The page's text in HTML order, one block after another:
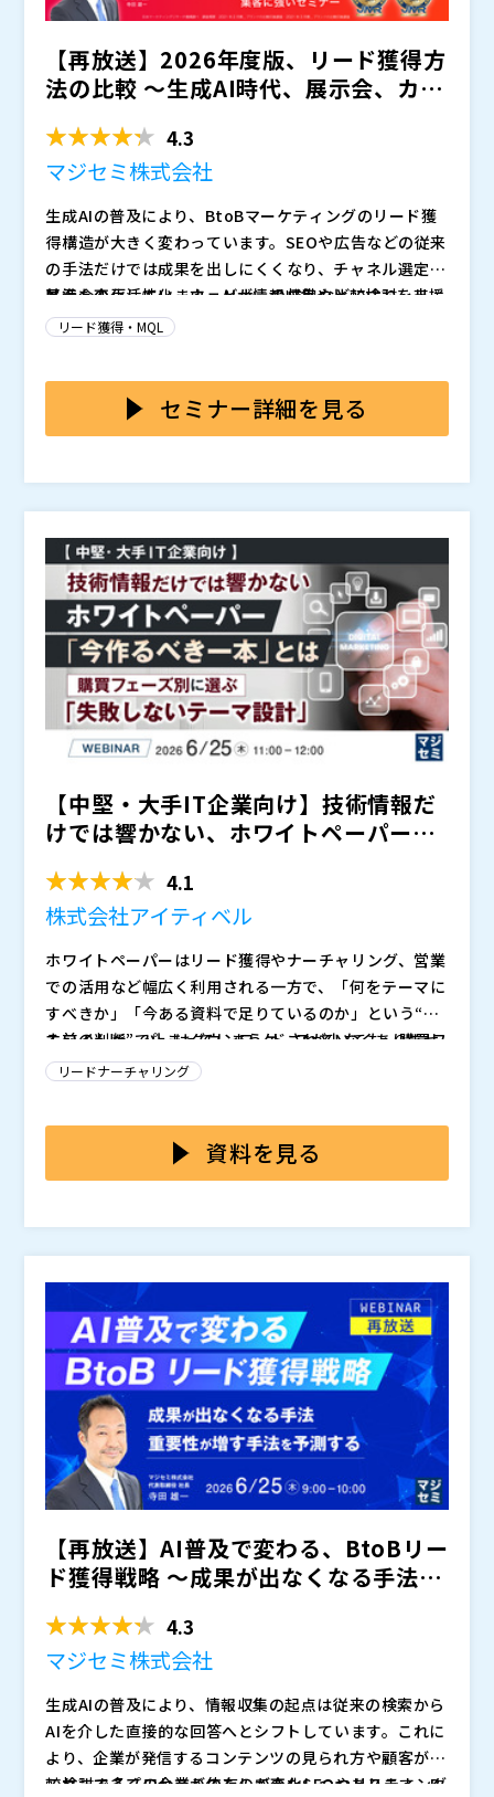
てきた知見をもとに、リードと商談の間に「0.5次商
談」という新しい接点を置く設計思想をお伝えします。
で、商談化率10%→25%、受注率5%→15%を実現する
具体的な打ち手を、20分で凝縮してお届けします。
がある方の中でも、こうした手応えのなさを感じている
マーケティング担当者は多いのではないでしょうか。
用自体が難しくなってしまうケースも多く見られます。
本パートでは、ホワイトペーパーが商談につながらない
4つの要因を整理し、成果を出すために本当に重要なポ
イントについて解説します。
株式会社シャノン 川畑 滉平
「すでに手元にあるリスト（過去失注・休眠リード）か
法」に特化してお伝えします。
「MAを導入したものの、月2回の一斉メルマガを全リス
トに送るだけになっている」 「サイトへの再訪データ
は飛んでくるが、営業が動いてくれず放置されている」
このような課題を抱えていませんか？
少人数のマーケティングチームが成果を挙げるための最
短ルートは、やみくもに集客の量を増やすことではな
く、BOFU（商談層）から逆算して既存資産を活かすこ
とです。 MAのスコアリングに頼らない「3つの条件」
ず「協力的な営業1人」と成果を作るスモールスタート
の鉄則など、1ヶ月で最初の商談を作るための4週間プ
マジセミ株式会社 代表取締役 寺田 雄一 ウェビナー
ナーを年間1,200回運営。野村総合研究所（NRI）出
身。NRIでは社内ベンチャーとして、当時国内トップシ
Standia」を起業。その後、マジセミやクラウドID管理
サービス「Keyspider」など次々と新規事業を創出す
る、50代起業家。
株式会社AdAI 代表取締役 江藤 久昌 GMOインターネ
ット株式会社（現GMOインターネットグループ株式会
小企業向け広告代理店の創業メンバーとしてCOOに就
任し、1,000社超の取引実績を構築。2023年、株式会社
AdAIを設立しCEOに就任。ウェビナー運用代行「WPO
プラン」とアーカイブ配信メディア「Webinar Stoc
k」を展開し、ウェビナーからアーカイブ配信まで一貫
したリード獲得支援を提供。「AIで最適化し、人が伴走
して成果を届ける」AI-First BPOを掲げ、ウェビナー
マーケティング事業を拡大中。
株式会社デボノ 執行役員 栗山 知之 2011年に株式会
社エルテス（東証グロース）入社。WEBリスク対策ソ
リューションの企画・提案を行い、企業のSNS利用実態
を汲み取り、サービス開発にも携わる。 2014年に株式
会社デボノの前身となる株式会社インロビへ入社。 執
行役員としてホワイトペーパーや営業資料等の制作自動
化を支援をする「サブスクリプション型資料制作サービ
ス」の指揮を取る。
株式会社シャノン マーケティング部 川畑 滉平 ISマネ
ージャーとして15名規模の組織構築を牽引後、現在は
メール・ウェビナー等認知後の育成施策に従事。現場の
泥臭いIS知見とマーケ施策を融合し、広告の先にある
『商談を生む仕組み』を追求。明日から即実践できるリ
ード育成術を等身大でお伝えします。
マジセミ株式会社（）
株式会社AdAI（）
株式会社デボノ（）
株式会社シャノン（）
マジセミ株式会社（）
れる可能性があります。
【再放送】2026年度版、リード獲得方
法の比較 ～生成AI時代、展示会、カン
4.3
マジセミ株式会社
生成AIの普及により、BtoBマーケティングのリード獲
得構造が大きく変わっています。SEOや広告などの従来
の手法だけでは成果を出しにくくなり、チャネル選定の
基準も変化しています。AIが情報収集や比較検討を支援
する今、企業は“どの手法が最も効果的か”を改めて見極
展示会の再活性化、ウェビナーの成熟などにより、リー
ド獲得手法は多様化しました。しかし、チャネルごとに
マーケ担当者は限られた予算の中でどの施策に注力すべ
きか判断が難しくなっています。
ウェビナーといった主要チャネルを俯瞰し、それぞれの
特徴と活用シーンを整理します。生成AI時代におけるリ
討することで、自社に最適なチャネル戦略を考える機会
を提供します。
マジセミ株式会社（）
※共催、協賛、協力、講演企業は将来的に追加、削除さ
れる可能性があります。
リード獲得・MQL
セミナー詳細を見る
【中堅・大手IT企業向け】技術情報だ
けでは響かない、ホワイトペーパー
4.1
株式会社アイティベル
ホワイトペーパーはリード獲得やナーチャリング、営業
での活用など幅広く利用される一方で、「何をテーマに
すべきか」「今ある資料で足りているのか」という“作
る前の判断”で止まってしまうケースが少なくありませ
ん。 特に最近では、用語解説や基礎解説系はひと通り
ホワイトペーパーはダウンロードされていても、購買フ
ェーズにマッチしていなければ、読み手の感情を動かせ
りたいのはそこではない」となり、次の意思決定につな
がらないまま終わり、つながりが途絶えてしまうことも
な情報(ホワイトペーパー)でつなぐには、購買フェーズ
を分解して次の一本を決める必要があります。
ズ別に整理し、課題認識・情報収集・比較検討それぞれ
で「顧客の検討を一歩進める」ために必要なテーマ設計
やすくなる一方、顧客が必要とするのは“自社に当ては
めた判断”を左右する材料です。フェーズごとに何を提
示すれば意思決定が進むのかを明確にした上で、次に作
るべき一本の優先度の付け方をナーチャリングの視点も
交えて解説します。 SIやソフトウェア、インフラ、セキ
ュリティなどの商材を扱う中堅～大手IT企業様にオスス
メの内容です。
マジセミ株式会社（）
※共催、協賛、協力、講演企業は将来的に追加、削除さ
れる可能性があります。
リードナーチャリング
資料を見る
【再放送】AI普及で変わる、BtoBリー
ド獲得戦略 ～成果が出なくなる手法、
4.3
マジセミ株式会社
生成AIの普及により、情報収集の起点は従来の検索から
AIを介した直接的な回答へとシフトしています。これに
より、企業が発信するコンテンツの見られ方や顧客が比
較検討するプロセスそのものが変化しつつあります。B
これまで多くの企業が依存してきたSEOやリスティング